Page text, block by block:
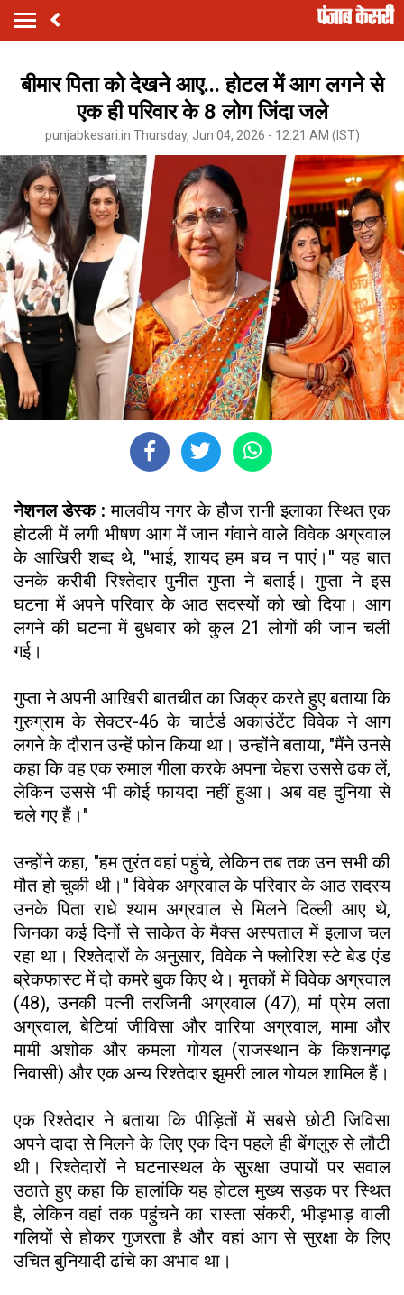
बीमार पिता को देखने आए... होटल में आग लगने से
एक ही परिवार के 8 लोग जिंदा जले
punjabkesari.in Thursday, Jun 04, 2026 - 12:21 AM (IST)
नेशनल डेस्क : मालवीय नगर के हौज रानी इलाका स्थित एक
होटली में लगी भीषण आग में जान गंवाने वाले विवेक अग्रवाल
के आखिरी शब्द थे, ''भाई, शायद हम बच न पाएं।'' यह बात
उनके करीबी रिश्तेदार पुनीत गुप्ता ने बताई। गुप्ता ने इस
घटना में अपने परिवार के आठ सदस्यों को खो दिया। आग
लगने की घटना में बुधवार को कुल 21 लोगों की जान चली
गई।
गुप्ता ने अपनी आखिरी बातचीत का जिक्र करते हुए बताया कि
गुरुग्राम के सेक्टर-46 के चार्टर्ड अकाउंटेंट विवेक ने आग
लगने के दौरान उन्हें फोन किया था। उन्होंने बताया, "मैंने उनसे
कहा कि वह एक रुमाल गीला करके अपना चेहरा उससे ढक लें,
लेकिन उससे भी कोई फायदा नहीं हुआ। अब वह दुनिया से
चले गए हैं।"
उन्होंने कहा, "हम तुरंत वहां पहुंचे, लेकिन तब तक उन सभी की
मौत हो चुकी थी।'' विवेक अग्रवाल के परिवार के आठ सदस्य
उनके पिता राधे श्याम अग्रवाल से मिलने दिल्ली आए थे,
जिनका कई दिनों से साकेत के मैक्स अस्पताल में इलाज चल
रहा था। रिश्तेदारों के अनुसार, विवेक ने फ्लोरिश स्टे बेड एंड
ब्रेकफास्ट में दो कमरे बुक किए थे। मृतकों में विवेक अग्रवाल
(48), उनकी पत्नी तरजिनी अग्रवाल (47), मां प्रेम लता
अग्रवाल, बेटियां जीविसा और वारिया अग्रवाल, मामा और
मामी अशोक और कमला गोयल (राजस्थान के किशनगढ़
निवासी) और एक अन्य रिश्तेदार झुमरी लाल गोयल शामिल हैं।
एक रिश्तेदार ने बताया कि पीड़ितों में सबसे छोटी जिविसा
अपने दादा से मिलने के लिए एक दिन पहले ही बेंगलुरु से लौटी
थी। रिश्तेदारों ने घटनास्थल के सुरक्षा उपायों पर सवाल
उठाते हुए कहा कि हालांकि यह होटल मुख्य सड़क पर स्थित
है, लेकिन वहां तक ​​पहुंचने का रास्ता संकरी, भीड़भाड़ वाली
गलियों से होकर गुजरता है और वहां आग से सुरक्षा के लिए
उचित बुनियादी ढांचे का अभाव था।